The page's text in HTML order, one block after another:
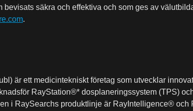
säkra och effektiva och som ges av
.
är ett medicintekniskt företag som utvecklar
RayStation®* dosplaneringssystem (TPS)
i RaySearchs produktlinje är RayIntelligence® och